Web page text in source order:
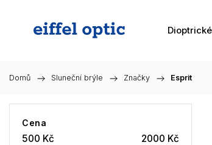
Domů / Sluneční brýle / Značky / Esprit
Cena
500 Kč 2000 Kč